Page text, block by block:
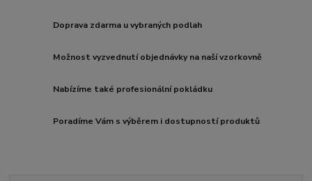
Doprava zdarma u vybraných podlah
Možnost vyzvednutí objednávky na naší vzorkovně
Nabízíme také profesionální pokládku
Poradíme Vám s výběrem i dostupností produktů